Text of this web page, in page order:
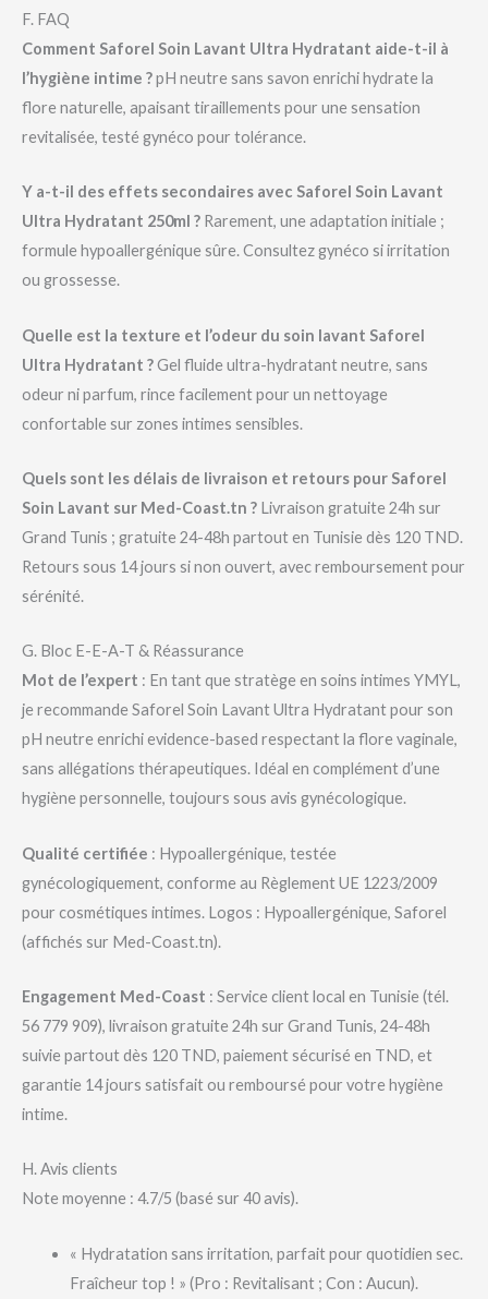
F. FAQ
Comment Saforel Soin Lavant Ultra Hydratant aide-t-il à
l’hygiène intime ?pH neutre sans savon enrichi hydrate la
flore naturelle, apaisant tiraillements pour une sensation
revitalisée, testé gynéco pour tolérance.
Y a-t-il des effets secondaires avec Saforel Soin Lavant
Ultra Hydratant 250ml ? Rarement, une adaptation initiale ;
formule hypoallergénique sûre. Consultez gynéco si irritation
ou grossesse.
Quelle est la texture et l’odeur du soin lavant Saforel
Ultra Hydratant ?Gel fluide ultra-hydratant neutre, sans
odeur ni parfum, rince facilement pour un nettoyage
confortable sur zones intimes sensibles.
Quels sont les délais de livraison et retours pour Saforel
Soin Lavant sur Med-Coast.tn ? Livraison gratuite 24h sur
Grand Tunis ; gratuite 24-48h partout en Tunisie dès 120 TND.
Retours sous 14 jours si non ouvert, avec remboursement pour
sérénité.
G. Bloc E-E-A-T & Réassurance
Mot de l’expert : En tant que stratège en soins intimes YMYL,
je recommande Saforel Soin Lavant Ultra Hydratant pour son
pH neutre enrichi evidence-based respectant la flore vaginale,
sans allégations thérapeutiques. Idéal en complément d’une
hygiène personnelle, toujours sous avis gynécologique.
Qualité certifiée : Hypoallergénique, testée
gynécologiquement, conforme au Règlement UE 1223/2009
pour cosmétiques intimes. Logos : Hypoallergénique, Saforel
(affichés sur Med-Coast.tn).
Engagement Med-Coast : Service client local en Tunisie (tél.
56 779 909), livraison gratuite 24h sur Grand Tunis, 24-48h
suivie partout dès 120 TND, paiement sécurisé en TND, et
garantie 14 jours satisfait ou remboursé pour votre hygiène
intime.
H. Avis clients
Note moyenne : 4.7/5 (basé sur 40 avis).
« Hydratation sans irritation, parfait pour quotidien sec.
Fraîcheur top ! » (Pro : Revitalisant ; Con : Aucun).